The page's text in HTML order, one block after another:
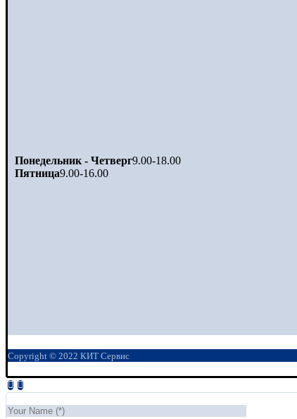
Понедельник - Четверг9.00-18.00
Пятница9.00-16.00
Copyright © 2022 КИТ Сервис